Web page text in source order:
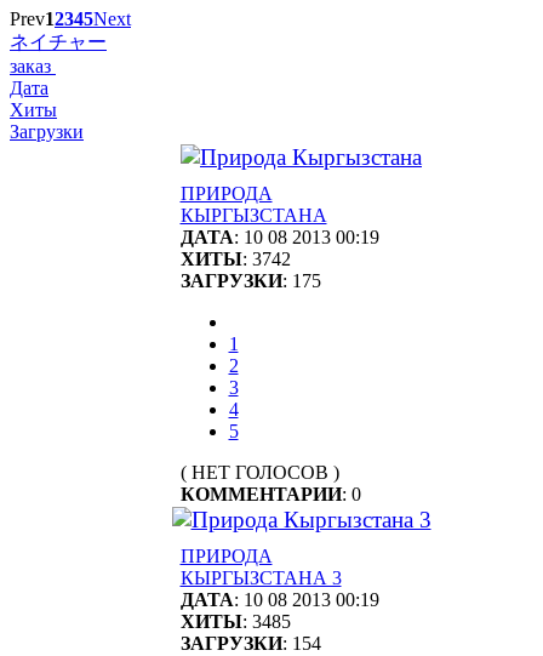
Prev12345Next
ネイチャー
заказ
Дата
Хиты
Загрузки
ПРИРОДА
КЫРГЫЗСТАНА
ДАТА: 10 08 2013 00:19
ХИТЫ: 3742
ЗАГРУЗКИ: 175
1
2
3
4
5
( НЕТ ГОЛОСОВ )
КОММЕНТАРИИ: 0
ПРИРОДА
КЫРГЫЗСТАНА 3
ДАТА: 10 08 2013 00:19
ХИТЫ: 3485
ЗАГРУЗКИ: 154